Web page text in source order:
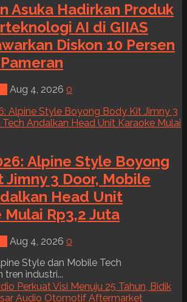
Asuka Hadirkan Produk
AI di GIIAS
Diskon 10 Persen
Aug 4, 2026 0
Alpine Style Boyong
Jimny 3 Door, Mobile
Head Unit
Mulai Rp3,2 Juta
Aug 4, 2026 0
Style dan Mobile Tech
tren industri...